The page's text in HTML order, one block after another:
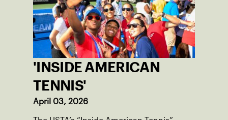
'INSIDE AMERICAN
TENNIS'
April 03, 2026